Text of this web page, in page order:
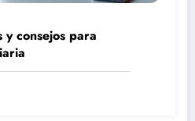
y consejos para